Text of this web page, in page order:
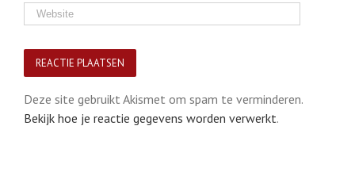
Deze site gebruikt Akismet om spam te verminderen.
Bekijk hoe je reactie gegevens worden verwerkt.